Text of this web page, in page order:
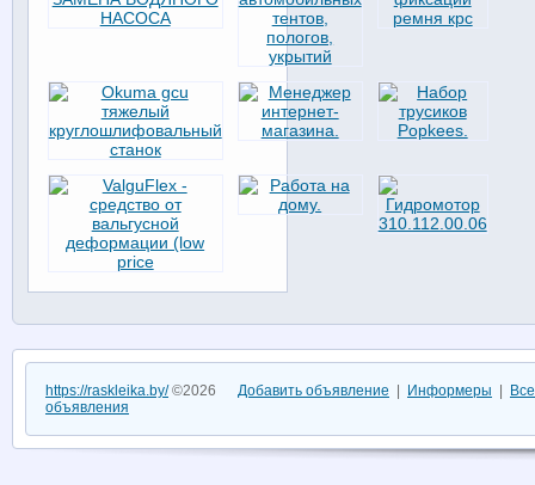
https://raskleika.by/©2026 Добавить объявление Информеры
объявления